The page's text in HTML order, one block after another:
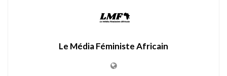
Le Média Féministe Africain